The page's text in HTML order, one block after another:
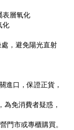
表層氧化
化
，避免陽光直射
進口，保證正貨，
免消費者疑惑，
門市或專櫃購買。